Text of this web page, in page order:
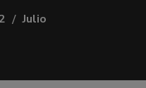
Julio